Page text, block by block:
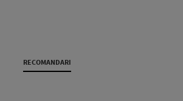
RECOMANDARI